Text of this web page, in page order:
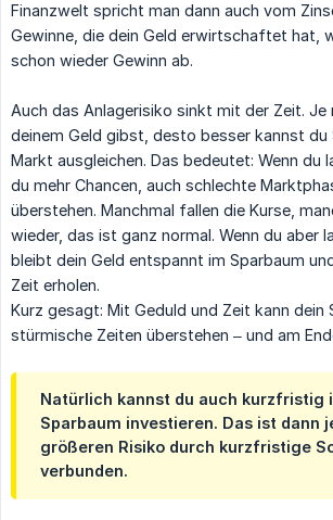
Finanzwelt spricht man dann auch vom
Gewinne, die dein Geld erwirtschaftet hat,
schon wieder Gewinn ab.
Auch das Anlagerisiko sinkt mit der Zeit. Je
deinem Geld gibst, desto besser kannst du
Markt ausgleichen. Das bedeutet: Wenn du
du mehr Chancen, auch schlechte
überstehen. Manchmal fallen die Kurse,
wieder, das ist ganz normal. Wenn du aber
bleibt dein Geld entspannt im Sparbaum
Zeit erholen.
Kurz gesagt: Mit Geduld und Zeit kann dein
stürmische Zeiten überstehen – und am
Natürlich kannst du auch kurzfristig
Sparbaum investieren. Das ist dann
größeren Risiko durch kurzfristige
verbunden.